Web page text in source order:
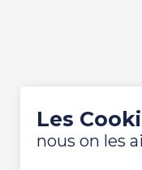
Les
nous on les